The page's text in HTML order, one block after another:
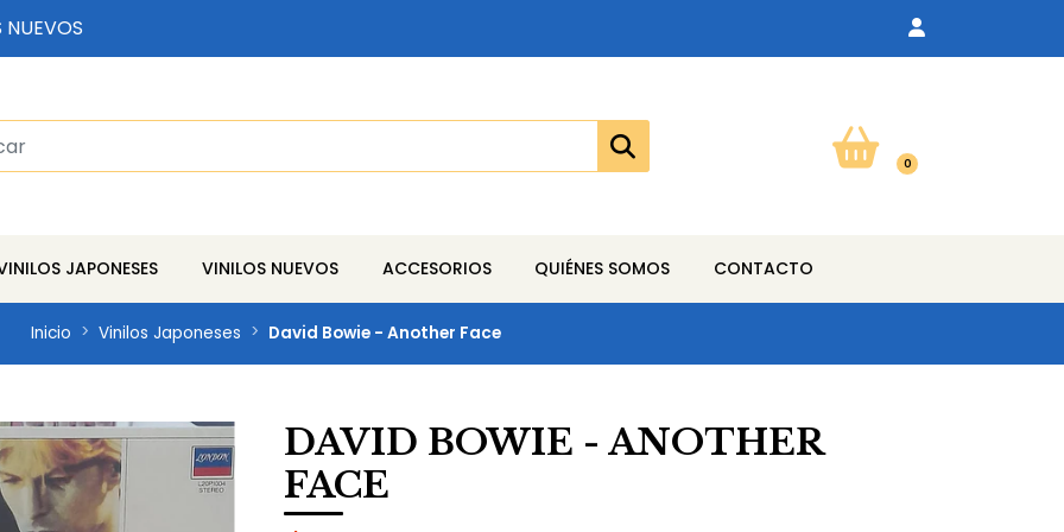
NUEVOS
0
JAPONESES VINILOS NUEVOS ACCESORIOS QUIÉNES SOMOS CONTACTO
Inicio Vinilos Japoneses David Bowie - Another Face
DAVID BOWIE - ANOTHER
FACE